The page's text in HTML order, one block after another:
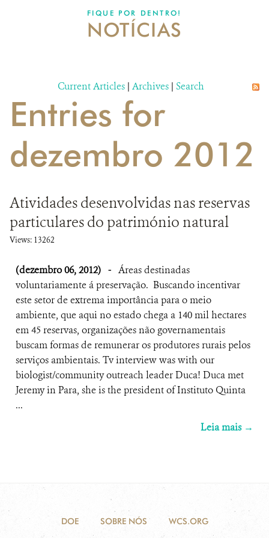
FIQUE POR DENTRO!
NOTÍCIAS
Current Articles | Archives | Search
Entries for
dezembro 2012
Atividades desenvolvidas nas reservas
particulares do património natural
Views: 13262
(dezembro 06, 2012) - Áreas destinadas
voluntariamente á preservação. Buscando incentivar
este setor de extrema importância para o meio
ambiente, que aqui no estado chega a 140 mil hectares
em 45 reservas, organizações não governamentais
buscam formas de remunerar os produtores rurais pelos
serviços ambientais. Tv interview was with our
biologist/community outreach leader Duca! Duca met
Jeremy in Para, she is the president of Instituto Quinta
...
Leia mais →
DOE SOBRE NÓS WCS.ORG